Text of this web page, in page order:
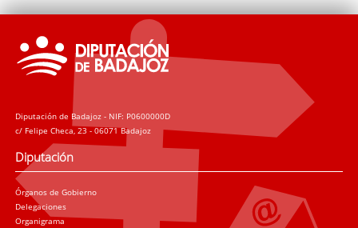
Diputación de Badajoz - NIF: P0600000D
c/ Felipe Checa, 23 - 06071 Badajoz
Diputación
Órganos de Gobierno
Delegaciones
Organigrama